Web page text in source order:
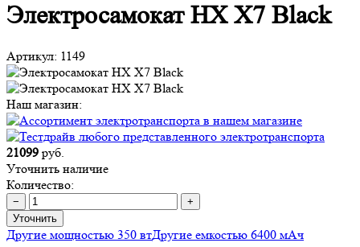
Электросамокат HX X7 Black
Артикул: 1149
Наш магазин:
21099 руб.
Уточнить наличие
Количество:
−
+
Уточнить
Другие мощностью 350 втДругие емкостью 6400 мАч